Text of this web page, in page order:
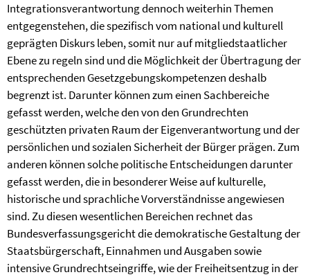
Integrationsverantwortung dennoch weiterhin Themen
entgegenstehen, die spezifisch vom national und kulturell
geprägten Diskurs leben, somit nur auf mitgliedstaatlicher
Ebene zu regeln sind und die Möglichkeit der Übertragung der
entsprechenden Gesetzgebungskompetenzendeshalb
begrenzt ist. Darunter können zum einen Sachbereiche
gefasst werden, welche den von den Grundrechten
geschützten privaten Raum der Eigenverantwortung und der
persönlichen und sozialen Sicherheit der Bürger prägen. Zum
anderen können solche politische Entscheidungen darunter
gefasst werden, die in besonderer Weise auf kulturelle,
historische und sprachliche Vorverständnisse angewiesen
sind. Zu diesen wesentlichen Bereichen rechnet das
Bundesverfassungsgericht die demokratische Gestaltung der
Staatsbürgerschaft, Einnahmen und Ausgaben sowie
intensive Grundrechtseingriffe, wie der Freiheitsentzug in der